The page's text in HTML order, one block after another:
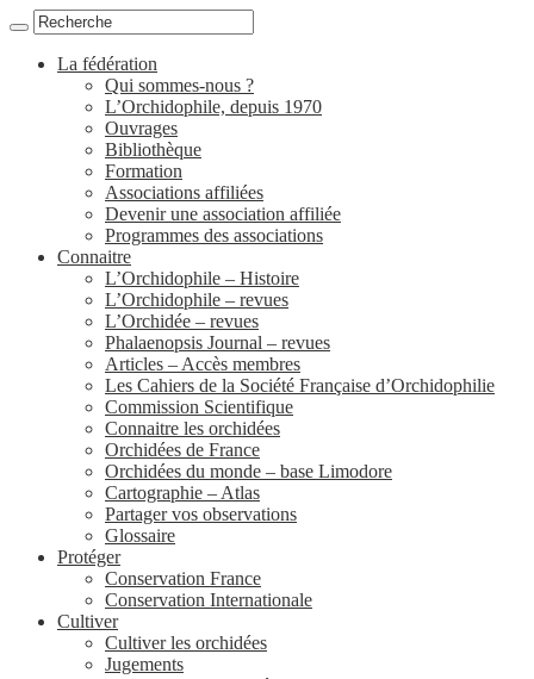
La fédération
Qui sommes-nous ?
L’Orchidophile, depuis 1970
Ouvrages
Bibliothèque
Formation
Associations affiliées
Devenir une association affiliée
Programmes des associations
Connaitre
L’Orchidophile – Histoire
L’Orchidophile – revues
L’Orchidée – revues
Phalaenopsis Journal – revues
Articles – Accès membres
Les Cahiers de la Société Française d’Orchidophilie
Commission Scientifique
Connaitre les orchidées
Orchidées de France
Orchidées du monde – base Limodore
Cartographie – Atlas
Partager vos observations
Glossaire
Protéger
Conservation France
Conservation Internationale
Cultiver
Cultiver les orchidées
Jugements